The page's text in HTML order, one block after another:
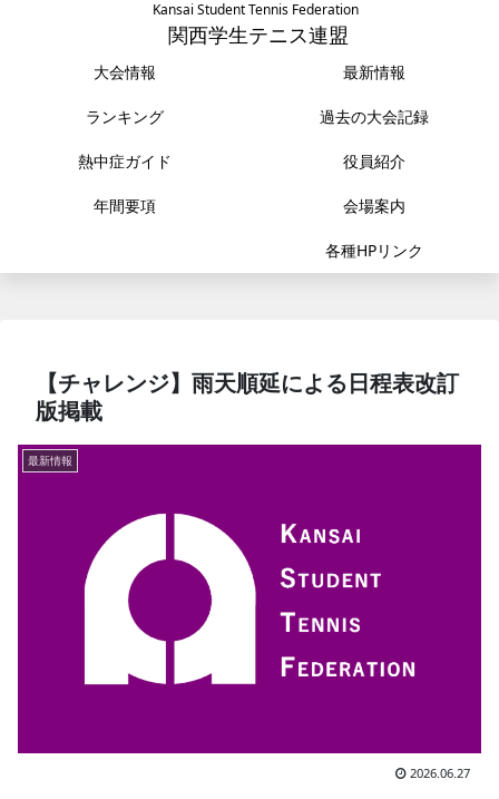
Kansai Student Tennis Federation
関西学生テニス連盟
大会情報 最新情報
ランキング 過去の大会記録
熱中症ガイド 役員紹介
年間要項 会場案内
各種HPリンク
【チャレンジ】雨天順延による日程表改訂
版掲載
最新情報
2026.06.27